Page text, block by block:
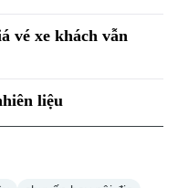
vé xe khách vẫn
liệu